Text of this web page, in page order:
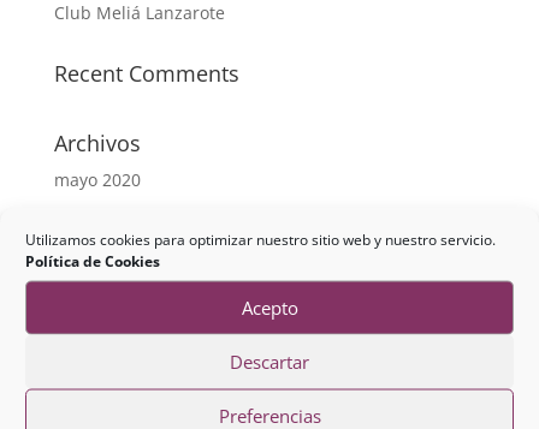
Utilizamos cookies para optimizar nuestro sitio web y nuestro servicio.
Política de Cookies
Acepto
Descartar
Preferencias
Club Meliá Lanzarote
Recent Comments
Archivos
mayo 2020
octubre 2016
abril 2016
enero 2015